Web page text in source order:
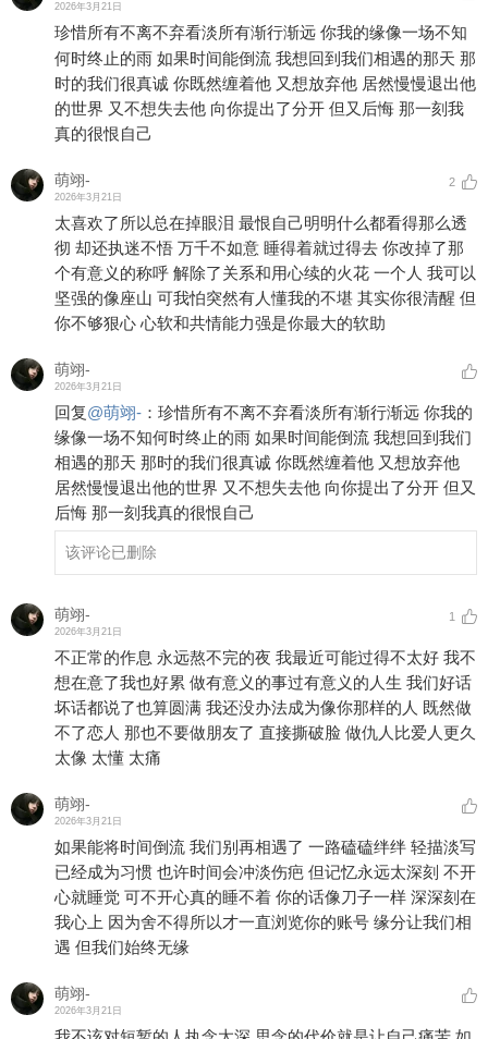
2026年3月21日
珍惜所有不离不弃看淡所有渐行渐远 你我的缘像一场不知
何时终止的雨 如果时间能倒流 我想回到我们相遇的那天 那
时的我们很真诚 你既然缠着他 又想放弃他 居然慢慢退出他
的世界 又不想失去他 向你提出了分开 但又后悔 那一刻我
真的很恨自己
萌翊-
2026年3月21日
2
太喜欢了所以总在掉眼泪 最恨自己明明什么都看得那么透
彻 却还执迷不悟 万千不如意 睡得着就过得去 你改掉了那
个有意义的称呼 解除了关系和用心续的火花 一个人 我可以
坚强的像座山 可我怕突然有人懂我的不堪 其实你很清醒 但
你不够狠心 心软和共情能力强是你最大的软助
萌翊-
2026年3月21日
回复@萌翊- ： 珍惜所有不离不弃看淡所有渐行渐远 你我的
缘像一场不知何时终止的雨 如果时间能倒流 我想回到我们
相遇的那天 那时的我们很真诚 你既然缠着他 又想放弃他
居然慢慢退出他的世界 又不想失去他 向你提出了分开 但又
后悔 那一刻我真的很恨自己
该评论已删除
萌翊-
2026年3月21日
1
不正常的作息 永远熬不完的夜 我最近可能过得不太好 我不
想在意了我也好累 做有意义的事过有意义的人生 我们好话
坏话都说了也算圆满 我还没办法成为像你那样的人 既然做
不了恋人 那也不要做朋友了 直接撕破脸 做仇人比爱人更久
太像 太懂 太痛
萌翊-
2026年3月21日
如果能将时间倒流 我们别再相遇了 一路磕磕绊绊 轻描淡写
已经成为习惯 也许时间会冲淡伤疤 但记忆永远太深刻 不开
心就睡觉 可不开心真的睡不着 你的话像刀子一样 深深刻在
我心上 因为舍不得所以才一直浏览你的账号 缘分让我们相
遇 但我们始终无缘
萌翊-
2026年3月21日